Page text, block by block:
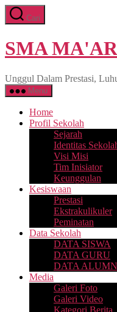
Lewati
ke
Cari
SMA
Unggul Dalam Prestasi,
Menu
Home
Profil Sekolah
Sejarah
Identitas
Visi Misi
Tim Inisiator
Keunggulan
Kesiswaan
Prestasi
Ekstrakulikuler
Peminatan
Data Sekolah
DATA SISWA
DATA GURU
DATA
Media
Galeri Foto
Galeri Video
Kategori Berita